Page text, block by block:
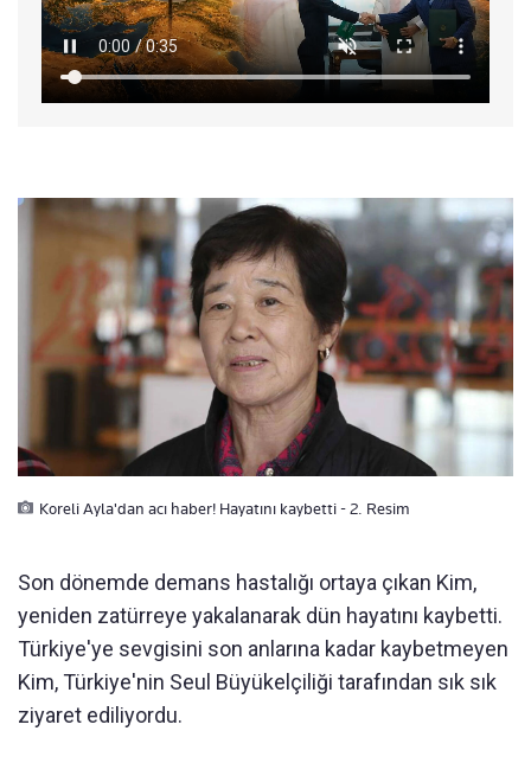
Koreli Ayla'dan acı haber! Hayatını kaybetti - 2. Resim
Son dönemde demans hastalığı ortaya çıkan Kim,
yeniden zatürreye yakalanarak dün hayatını kaybetti.
Türkiye'ye sevgisini son anlarına kadar kaybetmeyen
Kim, Türkiye'nin Seul Büyükelçiliği tarafından sık sık
ziyaret ediliyordu.